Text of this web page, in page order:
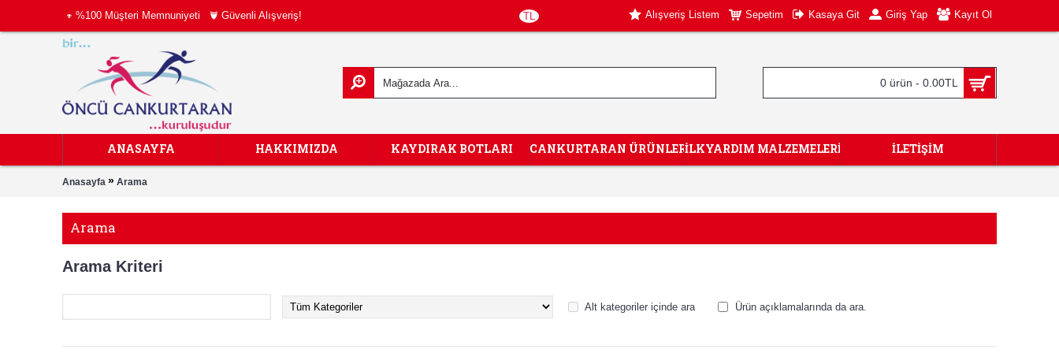
%100 Müşteri Memnuniyeti Güvenli Alışveriş! TL Alışveriş Listem Sepetim Kasaya Git Giriş Yap Kayıt Ol
0 ürün - 0.00TL
ANASAYFA HAKKIMIZDA KAYDIRAK BOTLARI CANKURTARAN ÜRÜNLERİİLKYARDIM MALZEMELERİ İLETIŞIM
Anasayfa » Arama
Arama
Arama Kriteri
Alt kategoriler içinde ara Ürün açıklamalarında da ara.